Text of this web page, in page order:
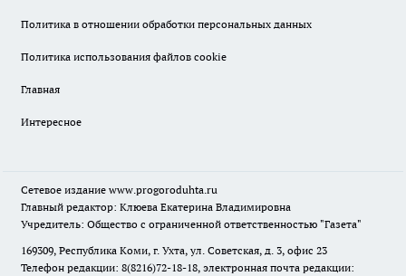
Политика в отношении обработки персональных данных
Политика использования файлов cookie
Главная
Интересное
Сетевое издание www.progoroduhta.ru
Главный редактор: Клюева Екатерина Владимировна
Учредитель: Общество с ограниченной ответственностью "Газета"
169309, Республика Коми, г. Ухта, ул. Советская, д. 3, офис 23
Телефон редакции: 8(8216)72-18-18, электронная почта редакции: